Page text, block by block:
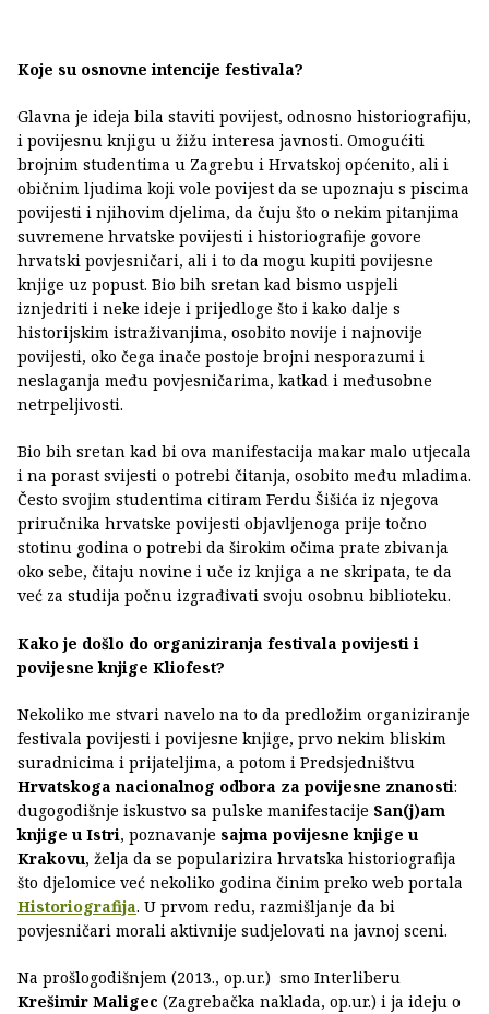
Koje su osnovne intencije festivala?
Glavna je ideja bila staviti povijest, odnosno historiografiju,
i povijesnu knjigu u žižu interesa javnosti. Omogućiti
brojnim studentima u Zagrebu i Hrvatskoj općenito, ali i
običnim ljudima koji vole povijest da se upoznaju s piscima
povijesti i njihovim djelima, da čuju što o nekim pitanjima
suvremene hrvatske povijesti i historiografije govore
hrvatski povjesničari, ali i to da mogu kupiti povijesne
knjige uz popust. Bio bih sretan kad bismo uspjeli
iznjedriti i neke ideje i prijedloge što i kako dalje s
historijskim istraživanjima, osobito novije i najnovije
povijesti, oko čega inače postoje brojni nesporazumi i
neslaganja među povjesničarima, katkad i međusobne
netrpeljivosti.
Bio bih sretan kad bi ova manifestacija makar malo utjecala
i na porast svijesti o potrebi čitanja, osobito među mladima.
Često svojim studentima citiram Ferdu Šišića iz njegova
priručnika hrvatske povijesti objavljenoga prije točno
stotinu godina o potrebi da širokim očima prate zbivanja
oko sebe, čitaju novine i uče iz knjiga a ne skripata, te da
već za studija počnu izgrađivati svoju osobnu biblioteku.
Kako je došlo do organiziranja festivala povijesti i
povijesne knjige Kliofest?
Nekoliko me stvari navelo na to da predložim organiziranje
festivala povijesti i povijesne knjige, prvo nekim bliskim
suradnicima i prijateljima, a potom i Predsjedništvu
Hrvatskoga nacionalnog odbora za povijesne znanosti:
dugogodišnje iskustvo sa pulske manifestacije San(j)am
knjige u Istri, poznavanje sajma povijesne knjige u
Krakovu, želja da se popularizira hrvatska historiografija
što djelomice već nekoliko godina činim preko web portala
Historiografija. U prvom redu, razmišljanje da bi
povjesničari morali aktivnije sudjelovati na javnoj sceni.
Na prošlogodišnjem (2013., op.ur.) smo Interliberu
Krešimir Maligec (Zagrebačka naklada, op.ur.) i ja ideju o